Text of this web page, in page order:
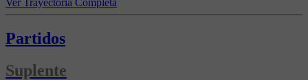
Partidos
Suplente